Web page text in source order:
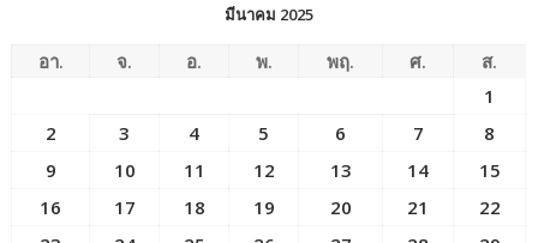
มีนาคม 2025
อา. จ. อ. พ. พฤ. ศ.
ส.
1
2
3 4 5 6 7
8
9
10 11 12 13 14
15
16
17 18 19 20 21
22